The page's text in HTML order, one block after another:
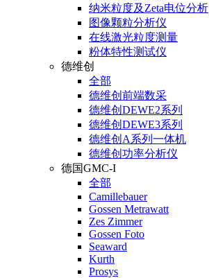
纳米粒度及Zeta电位分析
图像颗粒分析仪
在线激光粒度测量
粉体特性测试仪
德维创
全部
德维创前端数采
德维创DEWE2系列
德维创DEWE3系列
德维创A系列一体机
德维创功率分析仪
德国GMC-I
全部
Camillebauer
Gossen Metrawatt
Zes Zimmer
Gossen Foto
Seaward
Kurth
Prosys